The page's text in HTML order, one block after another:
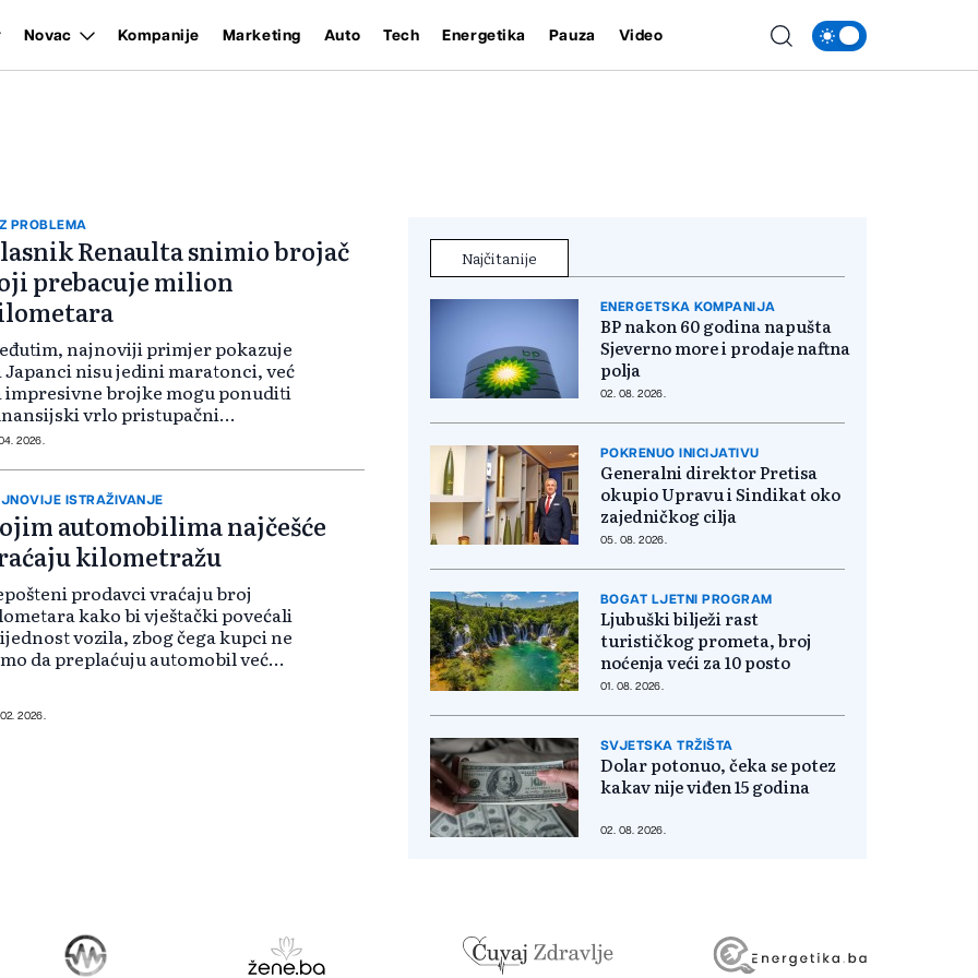
Novac Kompanije Marketing Auto Tech Energetika Pauza Video
PROBLEMA
Renaulta snimio brojač
prebacuje milion
najnoviji primjer pokazuje
Japanci nisu jedini maratonci, već
impresivne brojke mogu ponuditi
vrlo pristupačni
Nakon legendarnog
vam Renault koji je
većih p...
2026.
ISTRAŽIVANJE
automobilima najčešće
kilometražu
prodavci vraćaju broj
kako bi vještački povećali
vozila, zbog čega kupci ne
da preplaćuju automobil već
istraživanju kompanije...
2026.
Najčitanije
ENERGETSKA KOMPANIJA
BP nakon 60 godina napušta
Sjeverno more i prodaje naftna
polja
02. 08. 2026.
POKRENUO INICIJATIVU
Generalni direktor Pretisa
okupio Upravu i Sindikat oko
zajedničkog cilja
05. 08. 2026.
BOGAT LJETNI PROGRAM
Ljubuški bilježi rast
turističkog prometa, broj
noćenja veći za 10 posto
01. 08. 2026.
SVJETSKA TRŽIŠTA
Dolar potonuo, čeka se potez
kakav nije viđen 15 godina
02. 08. 2026.